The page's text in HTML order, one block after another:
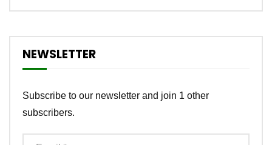
NEWSLETTER
Subscribe to our newsletter and join 1 other
subscribers.